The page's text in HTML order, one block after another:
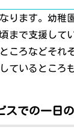
ります。幼稚
まで支援して
ころなどそれ
ているところ
スでの一日